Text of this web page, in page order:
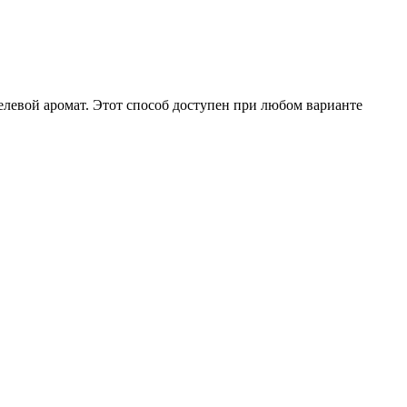
аромат. Этот способ доступен при любом варианте